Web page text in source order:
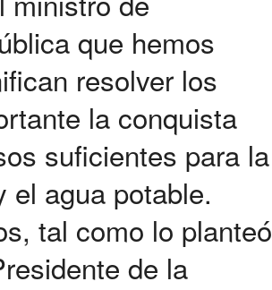
que hemos
resolver los
la conquista
suficientes para la
el agua potable.
tal como lo planteó
de la